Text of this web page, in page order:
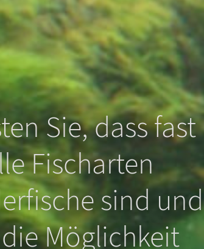
Sie, dass fast
Fischarten
sind und
Möglichkeit